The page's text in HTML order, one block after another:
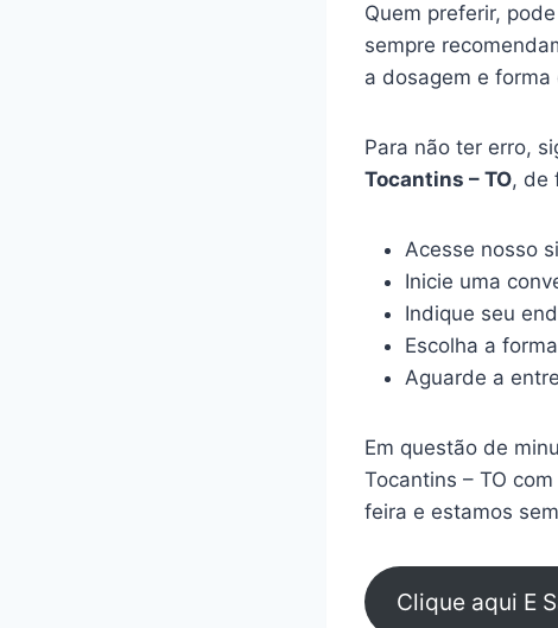
Quem preferir,
sempre
a dosagem e forma
Para não ter erro,
Tocantins – TO, de
Acesse nosso
Inicie uma
Indique seu
Escolha a
Aguarde a
Em questão de
Tocantins – TO
feira e estamos
Clique aqui E